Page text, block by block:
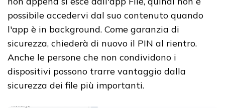
possibile accedervi dal suo contenuto quando
l'app è in background. Come garanzia di
sicurezza, chiederà di nuovo il PIN al rientro.
Anche le persone che non condividono i
dispositivi possono trarre vantaggio dalla
sicurezza dei file più importanti.